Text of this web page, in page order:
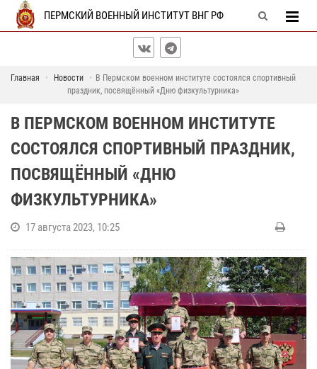
ПЕРМСКИЙ ВОЕННЫЙ ИНСТИТУТ ВНГ РФ
Главная Новости
В Пермском военном институте состоялся спортивный
праздник, посвящённый «Дню физкультурника»
В ПЕРМСКОМ ВОЕННОМ ИНСТИТУТЕ
СОСТОЯЛСЯ СПОРТИВНЫЙ ПРАЗДНИК,
ПОСВЯЩЁННЫЙ «ДНЮ
ФИЗКУЛЬТУРНИКА»
17 августа 2023, 10:25